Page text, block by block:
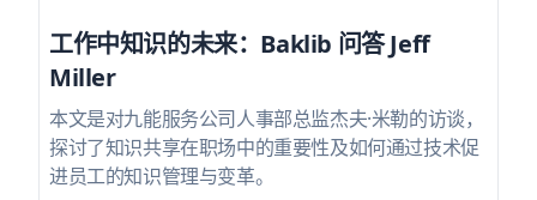
工作中知识的未来：Baklib 问答 Jeff
Miller
本文是对九能服务公司人事部总监杰夫·米勒的访谈，
探讨了知识共享在职场中的重要性及如何通过技术促
进员工的知识管理与变革。